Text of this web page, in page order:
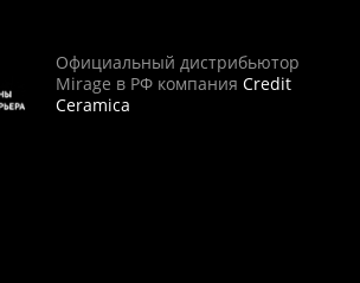
Официальный дистрибьютор
Mirage в РФ компания Credit
Ceramica